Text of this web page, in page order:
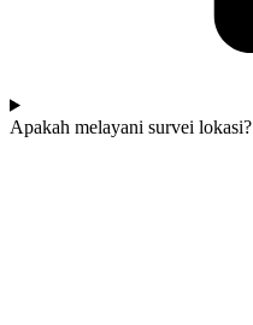
Apakah melayani survei lokasi?